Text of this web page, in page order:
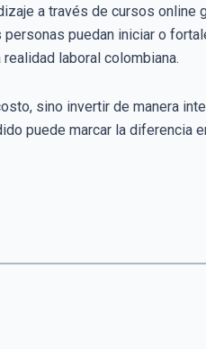
a través de cursos online
puedan iniciar o
laboral colombiana.
sino invertir de manera
puede marcar la diferencia